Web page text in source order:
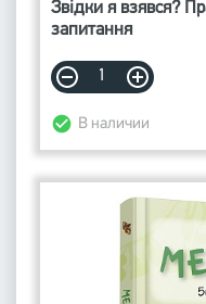
Звідки я взявся?
запитання
В наличии